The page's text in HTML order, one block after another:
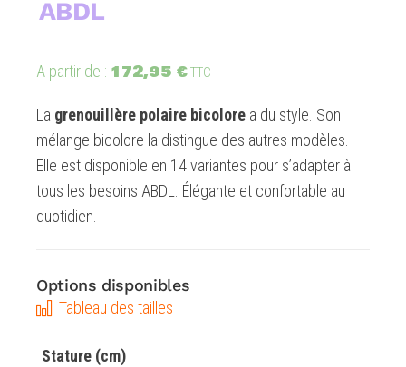
ABDL
A partir de : 172,95 € TTC
La grenouillère polaire bicolore a du style. Son
mélange bicolore la distingue des autres modèles.
Elle est disponible en 14 variantes pour s’adapter à
tous les besoins ABDL. Élégante et confortable au
quotidien.
Options disponibles
Tableau des tailles
Stature (cm)